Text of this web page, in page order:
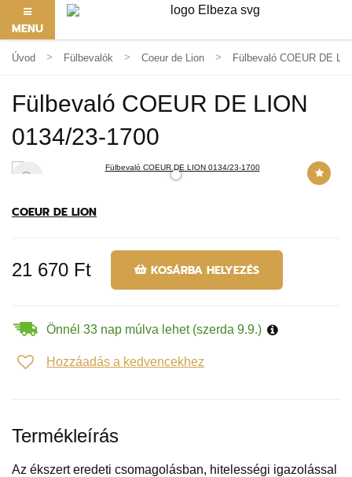
MENU
Úvod Fülbevalók Coeur de Lion Fülbevaló COEUR DE
Fülbevaló COEUR DE LION
0134/23-1700
COEUR DE LION
21 670 Ft KOSÁRBA HELYEZÉS
Önnél 33 nap múlva lehet (szerda 9.9.)
Hozzáadás a kedvencekhez
Termékleírás
Az ékszert eredeti csomagolásban, hitelességi igazolással